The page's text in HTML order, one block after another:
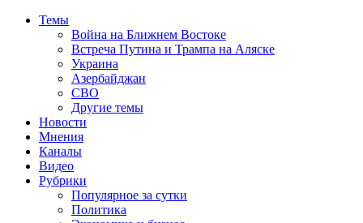
Темы
Война на Ближнем Востоке
Встреча Путина и Трампа на Аляске
Украина
Азербайджан
СВО
Другие темы
Новости
Мнения
Каналы
Видео
Рубрики
Популярное за сутки
Политика